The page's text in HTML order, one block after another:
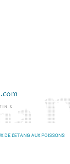
&
DE L’ETANG AUX POISSONS